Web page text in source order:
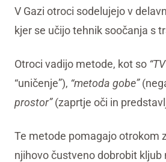
V Gazi otroci sodelujejo v
kjer se učijo tehnik soočanja s
Otroci vadijo metode, kot so
“uničenje”), “metoda gobe”
prostor”(zaprtje oči in
Te metode pomagajo otrokom
njihovo čustveno dobrobit